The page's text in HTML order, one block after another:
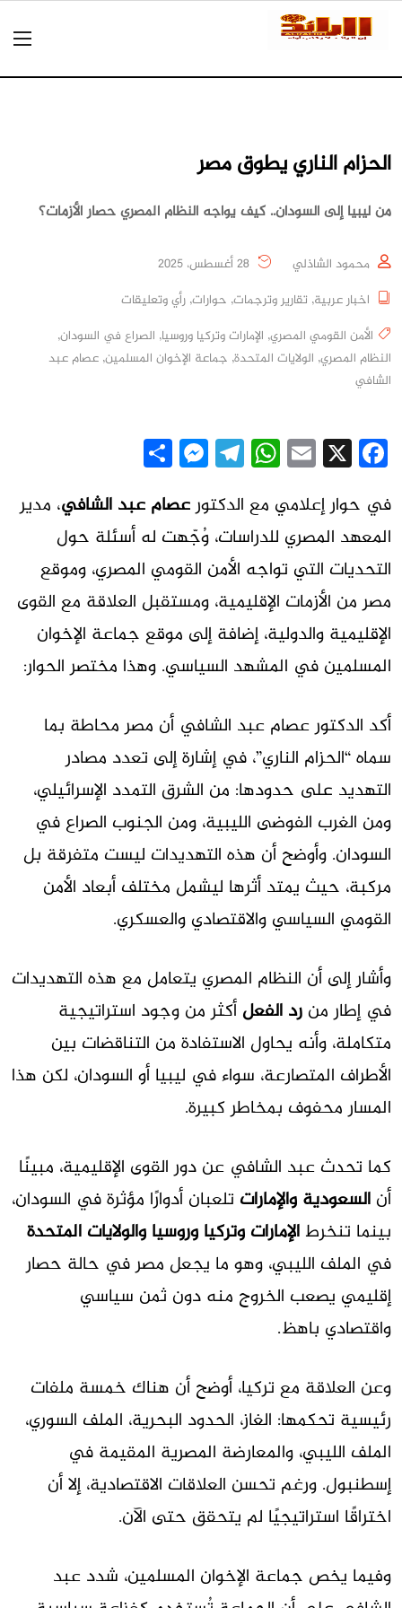
الحزام الناري يطوق مصر
من ليبيا إلى السودان.. كيف يواجه النظام المصري حصار الأزمات؟
محمود الشاذلي
اخبار عربية, تقارير وترجمات, حوارات, رأي وتعليقات
الأمن القومي المصري, الإمارات وتركيا وروسيا, الصراع في السودان,
النظام المصري, الولايات المتحدة, جماعة الإخوان المسلمين, عصام عبد
الشافي
Facebook
X
Email
WhatsApp
Telegram
Messenger
في حوار إعلامي مع الدكتورعصام عبد الشافي، مدير
المعهد المصري للدراسات، وُجّهت له أسئلة حول
التحديات التي تواجه الأمن القومي المصري، وموقع
مصر من الأزمات الإقليمية، ومستقبل العلاقة مع القوى
الإقليمية والدولية، إضافة إلى موقع جماعة الإخوان
المسلمين في المشهد السياسي. وهذا مختصر الحوار:
أكد الدكتور عصام عبد الشافي أن مصر محاطة بما
سماه “الحزام الناري”، في إشارة إلى تعدد مصادر
التهديد على حدودها: من الشرق التمدد الإسرائيلي،
ومن الغرب الفوضى الليبية، ومن الجنوب الصراع في
السودان. وأوضح أن هذه التهديدات ليست متفرقة بل
مركبة، حيث يمتد أثرها ليشمل مختلف أبعاد الأمن
القومي السياسي والاقتصادي والعسكري.
وأشار إلى أن النظام المصري يتعامل مع هذه التهديدات
في إطار من رد الفعل أكثر من وجود استراتيجية
متكاملة، وأنه يحاول الاستفادة من التناقضات بين
الأطراف المتصارعة، سواء في ليبيا أو السودان، لكن هذا
المسار محفوف بمخاطر كبيرة.
كما تحدث عبد الشافي عن دور القوى الإقليمية، مبينًا
أن السعودية والإمارات تلعبان أدوارًا مؤثرة في السودان،
بينما تنخرطالإمارات وتركيا وروسيا والولايات المتحدة
في الملف الليبي، وهو ما يجعل مصر في حالة حصار
إقليمي يصعب الخروج منه دون ثمن سياسي
واقتصادي باهظ.
وعن العلاقة مع تركيا، أوضح أن هناك خمسة ملفات
رئيسية تحكمها: الغاز، الحدود البحرية، الملف السوري،
الملف الليبي، والمعارضة المصرية المقيمة في
إسطنبول. ورغم تحسن العلاقات الاقتصادية، إلا أن
اختراقًا استراتيجيًا لم يتحقق حتى الآن.
وفيما يخص جماعة الإخوان المسلمين، شدد عبد